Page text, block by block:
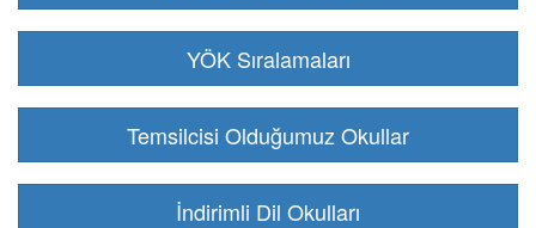
YÖK Sıralamaları
Temsilcisi Olduğumuz Okullar
İndirimli Dil Okulları